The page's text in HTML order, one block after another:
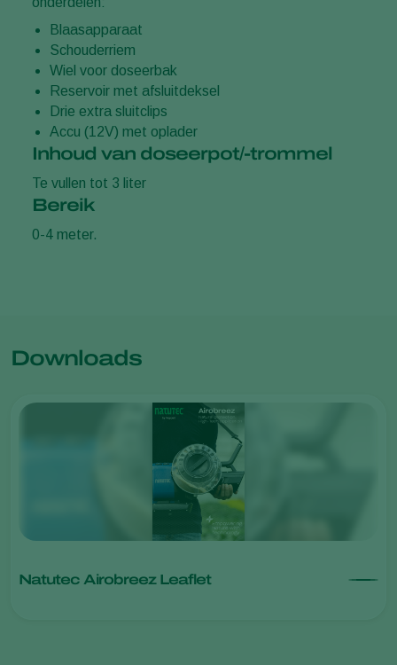
Blaasapparaat
Schouderriem
Wiel voor doseerbak
Reservoir met afsluitdeksel
Drie extra sluitclips
Accu (12V) met oplader
Inhoud van doseerpot/-trommel
Te vullen tot 3 liter
Bereik
0-4 meter.
Downloads
Natutec Airobreez Leaflet